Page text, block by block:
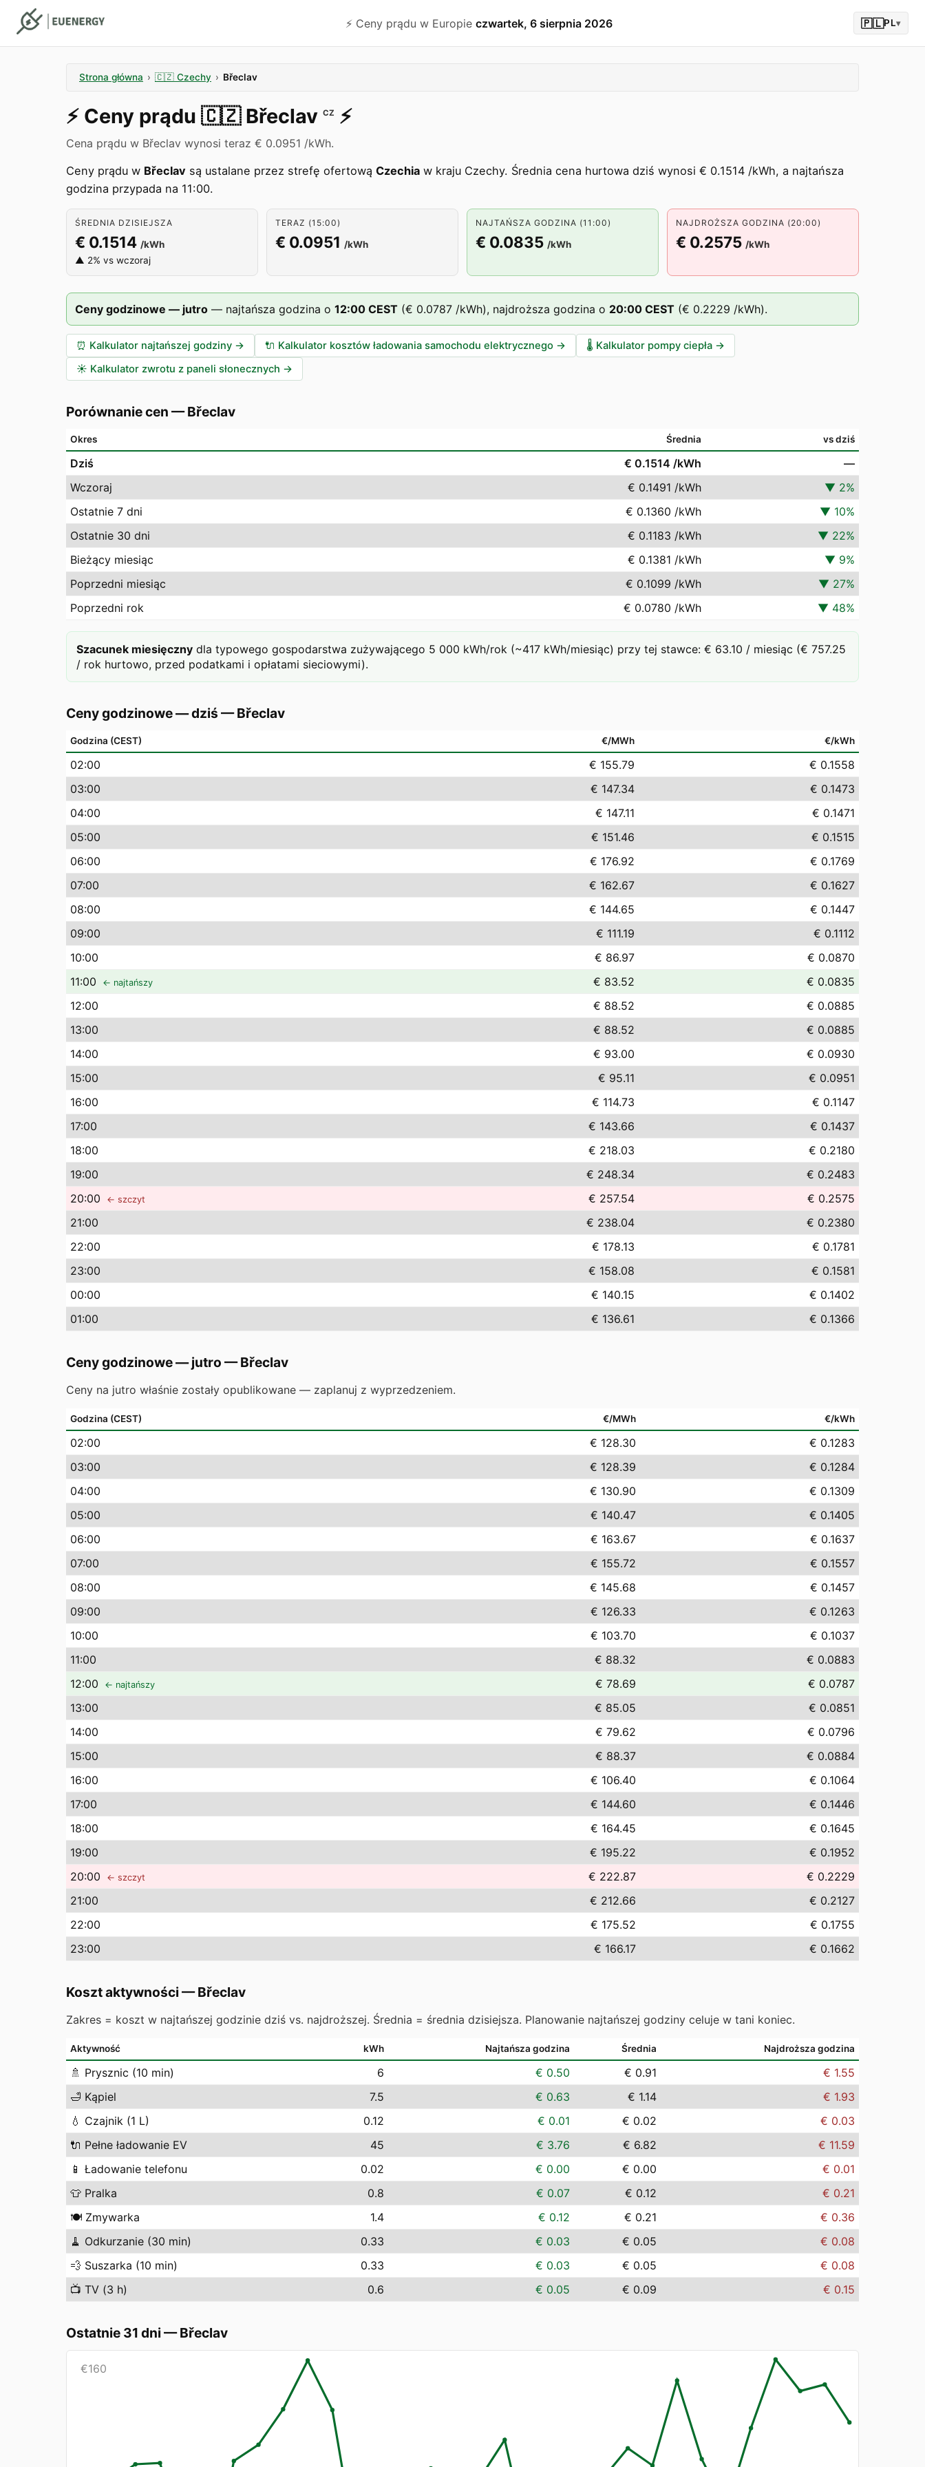
⚡️ Ceny prądu w Europie czwartek, 6 sierpnia 2026 🇵🇱PL▾
Strona główna › 🇨🇿 Czechy › Břeclav
⚡️ Ceny prądu 🇨🇿 Břeclav CZ ⚡️
Cena prądu w Břeclav wynosi teraz € 0.0951 /kWh.
Ceny prądu w Břeclav są ustalane przez strefę ofertową Czechia w kraju Czechy. Średnia cena hurtowa dziś wynosi € 0.1514 /kWh, a najtańsza
godzina przypada na 11:00.
ŚREDNIA DZISIEJSZA
€ 0.1514 /kWh
▲ 2% vs wczoraj
TERAZ (15:00)
€ 0.0951 /kWh
NAJTAŃSZA GODZINA (11:00)
€ 0.0835 /kWh
NAJDROŻSZA GODZINA (20:00)
€ 0.2575 /kWh
Ceny godzinowe — jutro — najtańsza godzina o 12:00 CEST (€ 0.0787 /kWh), najdroższa godzina o 20:00 CEST (€ 0.2229 /kWh).
⏰ Kalkulator najtańszej godziny → 🔌 Kalkulator kosztów ładowania samochodu elektrycznego → 🌡️ Kalkulator pompy ciepła →
☀️ Kalkulator zwrotu z paneli słonecznych →
Porównanie cen —Břeclav
Okres Średnia vs dziś
Dziś € 0.1514 /kWh
—
Wczoraj
€ 0.1491 /kWh ▼ 2%
Ostatnie 7 dni
€ 0.1360 /kWh ▼ 10%
Ostatnie 30 dni
€ 0.1183 /kWh ▼ 22%
Bieżący miesiąc
€ 0.1381 /kWh ▼ 9%
Poprzedni miesiąc
€ 0.1099 /kWh ▼ 27%
Poprzedni rok
€ 0.0780 /kWh ▼ 48%
Szacunek miesięczny dla typowego gospodarstwa zużywającego 5 000 kWh/rok (~417 kWh/miesiąc) przy tej stawce: € 63.10 / miesiąc (€ 757.25
/ rok hurtowo, przed podatkami i opłatami sieciowymi).
Ceny godzinowe — dziś —Břeclav
Godzina (CEST) €/MWh €/kWh
02:00 € 155.79
€ 0.1558
03:00 € 147.34
€ 0.1473
04:00 € 147.11
€ 0.1471
05:00 € 151.46
€ 0.1515
06:00 € 176.92
€ 0.1769
07:00 € 162.67
€ 0.1627
08:00 € 144.65
€ 0.1447
09:00 € 111.19
€ 0.1112
10:00 € 86.97
€ 0.0870
11:00 ← najtańszy € 83.52
€ 0.0835
12:00 € 88.52
€ 0.0885
13:00 € 88.52
€ 0.0885
14:00 € 93.00
€ 0.0930
15:00 € 95.11
€ 0.0951
16:00 € 114.73
€ 0.1147
17:00 € 143.66
€ 0.1437
18:00 € 218.03
€ 0.2180
19:00 € 248.34
€ 0.2483
20:00 ← szczyt € 257.54
€ 0.2575
21:00 € 238.04
€ 0.2380
22:00 € 178.13
€ 0.1781
23:00 € 158.08
€ 0.1581
00:00 € 140.15
€ 0.1402
01:00 € 136.61 € 0.1366
Ceny godzinowe — jutro —Břeclav
Ceny na jutro właśnie zostały opublikowane — zaplanuj z wyprzedzeniem.
Godzina (CEST) €/MWh €/kWh
02:00 € 128.30
€ 0.1283
03:00 € 128.39
€ 0.1284
04:00 € 130.90
€ 0.1309
05:00 € 140.47
€ 0.1405
06:00 € 163.67
€ 0.1637
07:00 € 155.72
€ 0.1557
08:00 € 145.68
€ 0.1457
09:00 € 126.33
€ 0.1263
10:00 € 103.70
€ 0.1037
11:00 € 88.32
€ 0.0883
12:00 ← najtańszy € 78.69
€ 0.0787
13:00 € 85.05
€ 0.0851
14:00 € 79.62
€ 0.0796
15:00 € 88.37
€ 0.0884
16:00 € 106.40
€ 0.1064
17:00 € 144.60
€ 0.1446
18:00 € 164.45
€ 0.1645
19:00 € 195.22
€ 0.1952
20:00 ← szczyt € 222.87
€ 0.2229
21:00 € 212.66
€ 0.2127
22:00 € 175.52
€ 0.1755
23:00 € 166.17 € 0.1662
Koszt aktywności —Břeclav
Zakres = koszt w najtańszej godzinie dziś vs. najdroższej. Średnia = średnia dzisiejsza. Planowanie najtańszej godziny celuje w tani koniec.
Aktywność kWh Najtańsza godzina Średnia Najdroższa godzina
🚿 Prysznic (10 min) 6 € 0.50 € 0.91
€ 1.55
🛁 Kąpiel 7.5 € 0.63 € 1.14
€ 1.93
💧 Czajnik (1 L) 0.12 € 0.01 € 0.02
€ 0.03
🔌 Pełne ładowanie EV 45 € 3.76 € 6.82
€ 11.59
📱 Ładowanie telefonu 0.02 € 0.00 € 0.00
€ 0.01
👕 Pralka 0.8 € 0.07 € 0.12
€ 0.21
🍽️ Zmywarka 1.4 € 0.12 € 0.21
€ 0.36
🧹 Odkurzanie (30 min) 0.33 € 0.03 € 0.05
€ 0.08
💨 Suszarka (10 min) 0.33 € 0.03 € 0.05
€ 0.08
📺 TV (3 h) 0.6 € 0.05 € 0.09 € 0.15
Ostatnie 31 dni —Břeclav
€160